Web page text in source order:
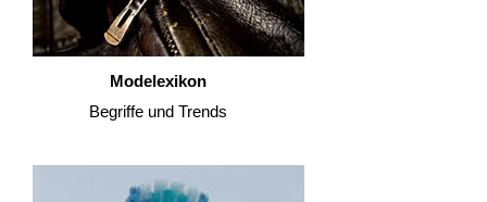
Modelexikon
Begriffe und Trends